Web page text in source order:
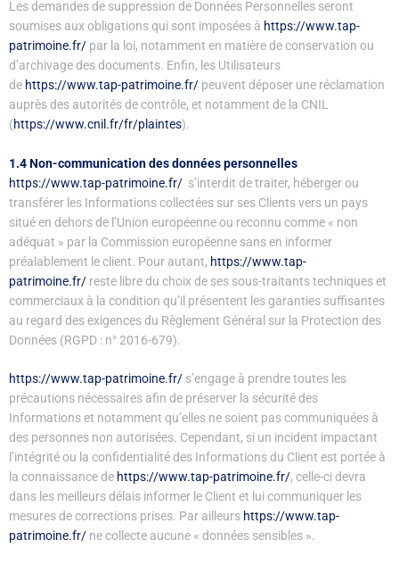
Les demandes de suppression de Données Personnelles seront
soumises aux obligations qui sont imposées à https://www.tap-
patrimoine.fr/ par la loi, notamment en matière de conservation ou
d’archivage des documents. Enfin, les Utilisateurs
de https://www.tap-patrimoine.fr/ peuvent déposer une réclamation
auprès des autorités de contrôle, et notamment de la CNIL
(https://www.cnil.fr/fr/plaintes).
1.4 Non-communication des données personnelles
https://www.tap-patrimoine.fr/ s’interdit de traiter, héberger ou
transférer les Informations collectées sur ses Clients vers un pays
situé en dehors de l’Union européenne ou reconnu comme « non
adéquat » par la Commission européenne sans en informer
préalablement le client. Pour autant, https://www.tap-
patrimoine.fr/ reste libre du choix de ses sous-traitants techniques et
commerciaux à la condition qu’il présentent les garanties suffisantes
au regard des exigences du Règlement Général sur la Protection des
Données (RGPD : n° 2016-679).
https://www.tap-patrimoine.fr/ s’engage à prendre toutes les
précautions nécessaires afin de préserver la sécurité des
Informations et notamment qu’elles ne soient pas communiquées à
des personnes non autorisées. Cependant, si un incident impactant
l’intégrité ou la confidentialité des Informations du Client est portée à
la connaissance de https://www.tap-patrimoine.fr/, celle-ci devra
dans les meilleurs délais informer le Client et lui communiquer les
mesures de corrections prises. Par ailleurs https://www.tap-
patrimoine.fr/ ne collecte aucune « données sensibles ».